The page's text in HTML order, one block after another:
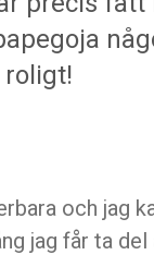
och jag
jag får ta